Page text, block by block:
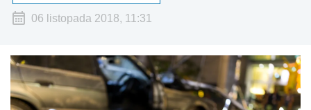
06 listopada 2018, 11:31